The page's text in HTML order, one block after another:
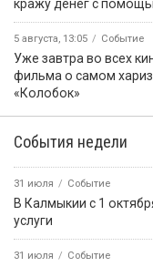
кражу денег с
5 августа, 13:05 Событие
Уже завтра во всех
фильма о самом
«Колобок»
События недели
31 июля Событие
В Калмыкии с 1
услуги
31 июля Событие